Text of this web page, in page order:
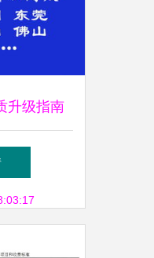
升级指南
升全攻略